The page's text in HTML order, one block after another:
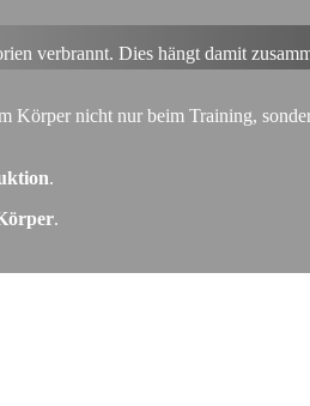
verbrannt. Dies hängt damit
Körper nicht nur beim Training,
.
.